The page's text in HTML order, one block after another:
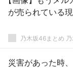
が売られている
乃木坂46まとめ 乃
災害があった時